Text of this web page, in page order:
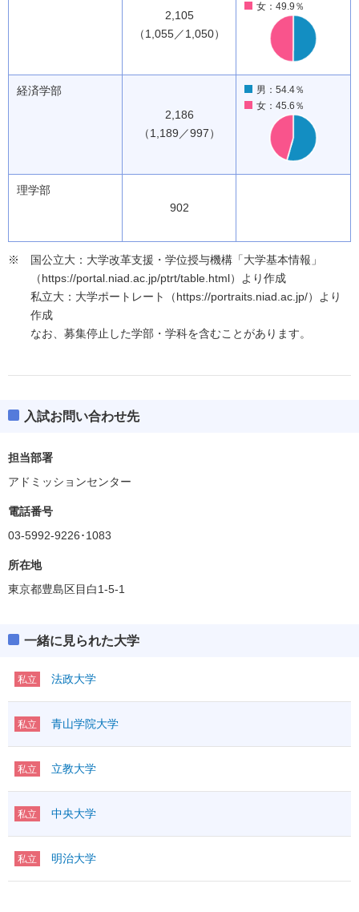
2,105
（1,055／1,050）
女：49.9％
経済学部
2,186
（1,189／997）
男：54.4％
女：45.6％
理学部
902
国公立大：大学改革支援・学位授与機構「大学基本情報」
（https://portal.niad.ac.jp/ptrt/table.html）より作成
私立大：大学ポートレート（https://portraits.niad.ac.jp/）より
作成
なお、募集停止した学部・学科を含むことがあります。
入試お問い合わせ先
担当部署
アドミッションセンター
電話番号
03-5992-9226･1083
所在地
東京都豊島区目白1-5-1
一緒に見られた大学
私立 法政大学
私立 青山学院大学
私立 立教大学
私立 中央大学
私立 明治大学